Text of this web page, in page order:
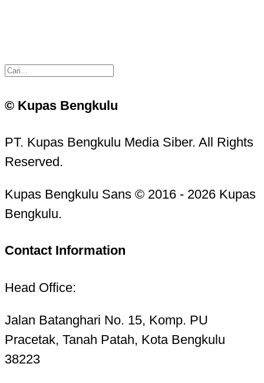
© Kupas Bengkulu
PT. Kupas Bengkulu Media Siber. All Rights
Reserved.
Kupas Bengkulu Sans © 2016 - 2026 Kupas
Bengkulu.
Contact Information
Head Office:
Jalan Batanghari No. 15, Komp. PU
Pracetak, Tanah Patah, Kota Bengkulu
38223